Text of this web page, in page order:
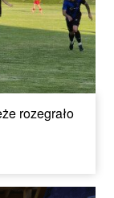
rozegrało